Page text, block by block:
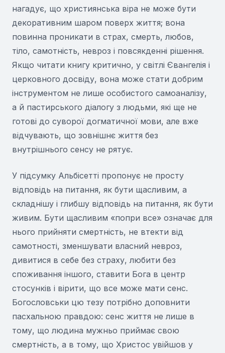
нагадує, що християнська віра не може бути
декоративним шаром поверх життя; вона
повинна проникати в страх, смерть, любов,
тіло, самотність, невроз і повсякденні рішення.
Якщо читати книгу критично, у світлі Євангелія і
церковного досвіду, вона може стати добрим
інструментом не лише особистого самоаналізу,
а й пастирського діалогу з людьми, які ще не
готові до суворої догматичної мови, але вже
відчувають, що зовнішнє життя без
внутрішнього сенсу не рятує.
У підсумку Альбісетті пропонує не просту
відповідь на питання, як бути щасливим, а
складнішу і глибшу відповідь на питання, як бути
живим. Бути щасливим «попри все» означає для
нього прийняти смертність, не втекти від
самотності, зменшувати власний невроз,
дивитися в себе без страху, любити без
споживання іншого, ставити Бога в центр
стосунків і вірити, що все може мати сенс.
Богословськи цю тезу потрібно доповнити
пасхальною правдою: сенс життя не лише в
тому, що людина мужньо приймає свою
смертність, а в тому, що Христос увійшов у